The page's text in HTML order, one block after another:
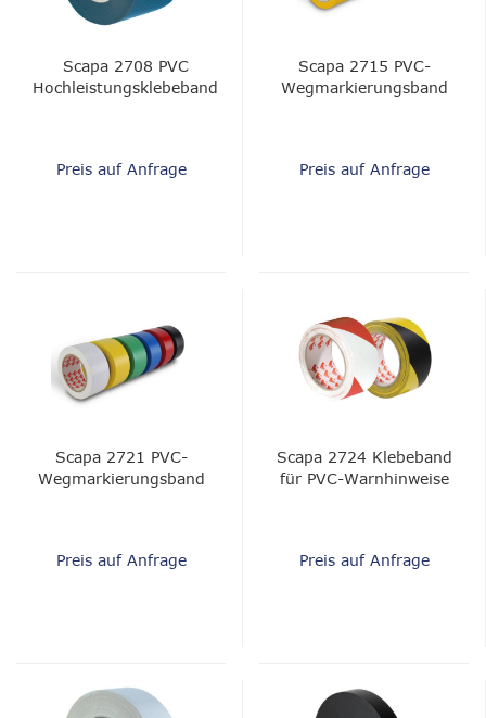
Scapa 2708 PVC
Hochleistungsklebeband
Preis auf Anfrage
Scapa 2715 PVC-
Wegmarkierungsband
Preis auf Anfrage
Scapa 2721 PVC-
Wegmarkierungsband
Preis auf Anfrage
Scapa 2724 Klebeband
für PVC-Warnhinweise
Preis auf Anfrage